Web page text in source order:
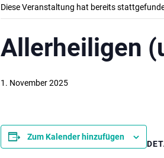
Diese Veranstaltung hat bereits
Allerheiligen
1. November 2025
Zum Kalender hinzufügen